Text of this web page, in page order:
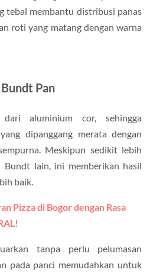
tebal membantu distribusi panas
roti yang matang dengan warna
Pan
aluminium cor, sehingga
dipanggang merata dengan
Meskipun sedikit lebih
Bundt lain, ini memberikan hasil
baik.
Pizza di Bogor dengan Rasa
tanpa perlu pelumasan
pada panci memudahkan untuk